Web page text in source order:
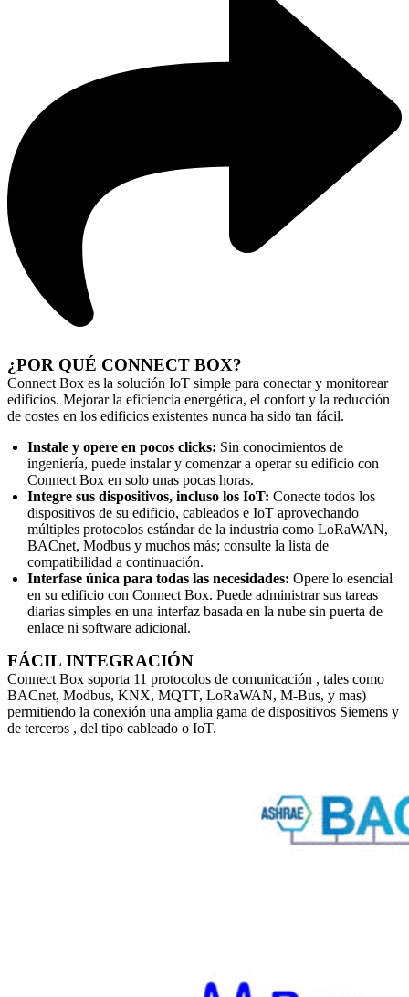
¿POR QUÉ CONNECT BOX?
Connect Box es la solución IoT simple para conectar y monitorear
edificios. Mejorar la eficiencia energética, el confort y la reducción
de costes en los edificios existentes nunca ha sido tan fácil.
Instale y opere en pocos clicks: Sin conocimientos de
ingeniería, puede instalar y comenzar a operar su edificio con
Connect Box en solo unas pocas horas.
Integre sus dispositivos, incluso los IoT: Conecte todos los
dispositivos de su edificio, cableados e IoT aprovechando
múltiples protocolos estándar de la industria como LoRaWAN,
BACnet, Modbus y muchos más; consulte la lista de
compatibilidad a continuación.
Interfase única para todas las necesidades: Opere lo esencial
en su edificio con Connect Box. Puede administrar sus tareas
diarias simples en una interfaz basada en la nube sin puerta de
enlace ni software adicional.
FÁCIL INTEGRACIÓN
Connect Box soporta 11 protocolos de comunicación , tales como
BACnet, Modbus, KNX, MQTT, LoRaWAN, M-Bus, y mas)
permitiendo la conexión una amplia gama de dispositivos Siemens y
de terceros , del tipo cableado o IoT.